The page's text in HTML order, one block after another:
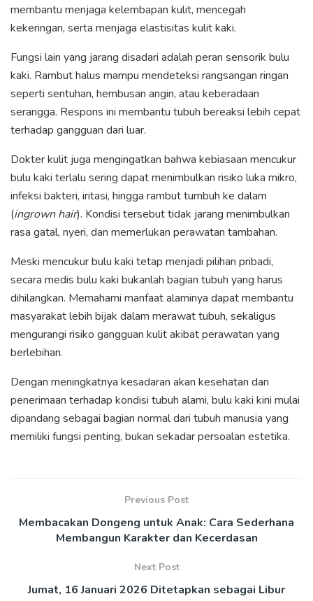
membantu menjaga kelembapan kulit, mencegah
kekeringan, serta menjaga elastisitas kulit kaki.
Fungsi lain yang jarang disadari adalah peran sensorik bulu
kaki. Rambut halus mampu mendeteksi rangsangan ringan
seperti sentuhan, hembusan angin, atau keberadaan
serangga. Respons ini membantu tubuh bereaksi lebih cepat
terhadap gangguan dari luar.
Dokter kulit juga mengingatkan bahwa kebiasaan mencukur
bulu kaki terlalu sering dapat menimbulkan risiko luka mikro,
infeksi bakteri, iritasi, hingga rambut tumbuh ke dalam
(ingrown hair). Kondisi tersebut tidak jarang menimbulkan
rasa gatal, nyeri, dan memerlukan perawatan tambahan.
Meski mencukur bulu kaki tetap menjadi pilihan pribadi,
secara medis bulu kaki bukanlah bagian tubuh yang harus
dihilangkan. Memahami manfaat alaminya dapat membantu
masyarakat lebih bijak dalam merawat tubuh, sekaligus
mengurangi risiko gangguan kulit akibat perawatan yang
berlebihan.
Dengan meningkatnya kesadaran akan kesehatan dan
penerimaan terhadap kondisi tubuh alami, bulu kaki kini mulai
dipandang sebagai bagian normal dari tubuh manusia yang
memiliki fungsi penting, bukan sekadar persoalan estetika.
Previous Post
Membacakan Dongeng untuk Anak: Cara Sederhana
Membangun Karakter dan Kecerdasan
Next Post
Jumat, 16 Januari 2026 Ditetapkan sebagai Libur